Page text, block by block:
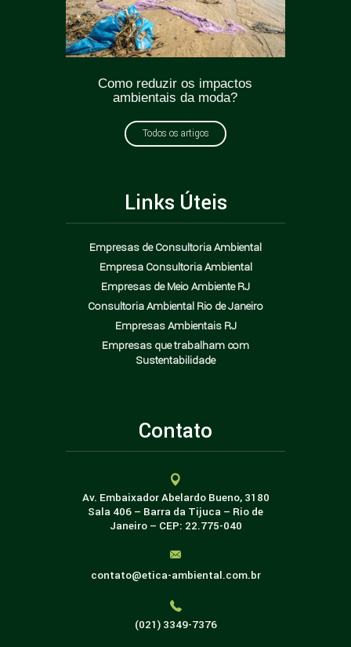
Como reduzir os impactos
ambientais da moda?
Todos os artigos
Links Úteis
Empresas de Consultoria Ambiental
Empresa Consultoria Ambiental
Empresas de Meio Ambiente RJ
Consultoria Ambiental Rio de Janeiro
Empresas Ambientais RJ
Empresas que trabalham com
Sustentabilidade
Contato
Av. Embaixador Abelardo Bueno, 3180
Sala 406 – Barra da Tijuca – Rio de
Janeiro – CEP: 22.775-040
contato@etica-ambiental.com.br
(021) 3349-7376